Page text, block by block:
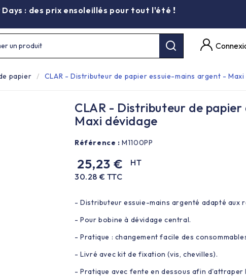
Days : des prix ensoleillés pour tout l'été !
un produit
papier CLAR - Distributeur de papier essuie-mains argent - Maxi
CLAR - Distributeur de
Maxi dévidage
Référence : M1100PP
25,23 €
HT
30.28 € TTC
- Distributeur essuie-mains argenté adapté aux
- Pour bobine à dévidage central.
- Pratique : changement facile des
- Livré avec kit de fixation (vis, chevilles).
- Pratique avec fente en dessous afin d'attraper